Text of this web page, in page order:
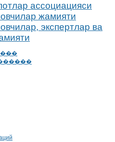
ассоциацияси
жамияти
экспертлар ва